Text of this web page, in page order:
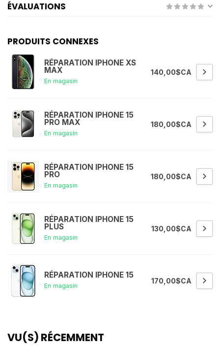
ÉVALUATIONS
PRODUITS CONNEXES
RÉPARATION IPHONE XS
MAX
En magasin
140,00$CA
RÉPARATION IPHONE 15
PRO MAX
En magasin
180,00$CA
RÉPARATION IPHONE 15
PRO
En magasin
180,00$CA
RÉPARATION IPHONE 15
PLUS
En magasin
130,00$CA
RÉPARATION IPHONE 15
En magasin
170,00$CA
VU(S) RÉCEMMENT